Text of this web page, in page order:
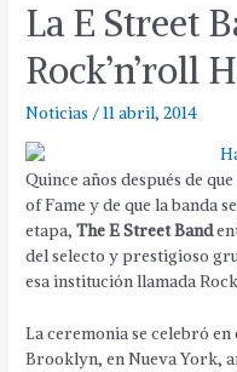
La E Street
Rock’n’roll
Noticias /11 abril, 2014
Quince años después de
of Fame y de que la banda
etapa,The E Street Band
del selecto y prestigioso
esa institución llamada
La ceremonia se celebró
Brooklyn, en Nueva York,